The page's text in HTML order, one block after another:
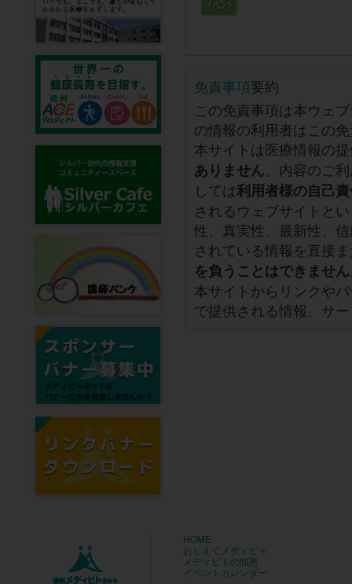
免責事項要約
この免責事項は本ウェ
の情報の利用者はこの
本サイトは医療情報の
ありません。内容のご
しては利用者様の自己
されるウェブサイトと
性、真実性、最新性、
されている情報を直接
を負うことはできません
本サイトからリンクや
で提供される情報、サ
HOME
おしえてメディビト
メディビトの知恵
イベントカレンダー